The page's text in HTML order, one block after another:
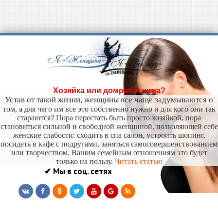
Хозяйка или домработница?
Устав от такой жизни, женщины все чаще задумываются о
том, а для чего им все это собственно нужно и для кого они так
стараются? Пора перестать быть просто хозяйкой, пора
становиться сильной и свободной женщиной, позволяющей себе
женские слабости: сходить в спа салон, устроить шопинг,
посидеть в кафе с подругами, заняться самосовершенствованием
или творчеством. Вашим семейным отношениям это будет
только на пользу. Читать статью
✔ Мы в соц. сетях